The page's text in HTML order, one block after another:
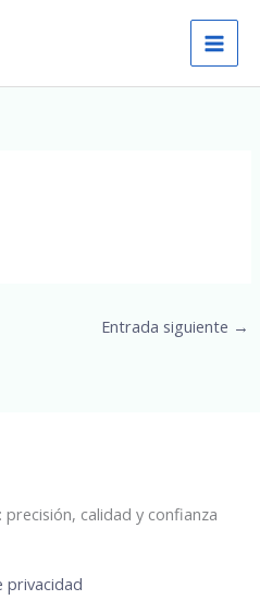
Entrada siguiente →
calidad y confianza
privacidad